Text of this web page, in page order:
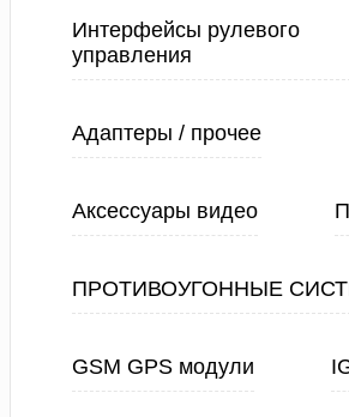
Интерфейсы рулевого
управления
Адаптеры / прочее
Аксессуары видео
ПРОТИВОУГОННЫЕ
GSM GPS модули